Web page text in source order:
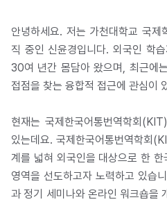
안녕하세요. 저는 가천대학교 국제
직 중인 신윤경입니다. 외국인 학
30여 년간 몸담아 왔으며, 최근에
접점을 찾는 융합적 접근에 관심이
현재는 국제한국어통번역학회
있는데요. 국제한국어통번역학회
계를 넓혀 외국인을 대상으로 한
영역을 선도하고자 노력하고 있습
과 정기 세미나와 온라인 워크숍을